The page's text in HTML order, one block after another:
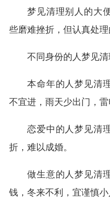
梦见清理别人的大
些磨难挫折，但认真处理
不同身份的人梦见
本命年的人梦见清
不宜进，雨天少出门，雷
恋爱中的人梦见清
折，难以成婚。
做生意的人梦见清
钱，冬来不利，宜谨慎小